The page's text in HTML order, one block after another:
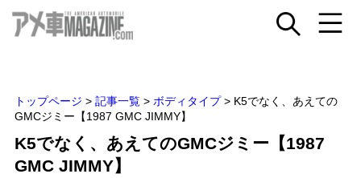
トップページ > 記事一覧 > ボディタイプ > K5でなく、あえての
GMCジミー【1987 GMC JIMMY】
K5でなく、あえてのGMCジミー【1987
GMC JIMMY】